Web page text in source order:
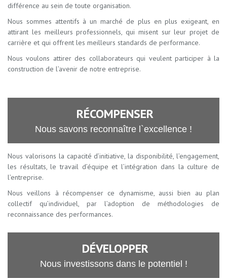
différence au sein de toute organisation.
Nous sommes attentifs à un marché de plus en plus exigeant, en
attirant les meilleurs professionnels, qui misent sur leur projet de
carrière et qui offrent les meilleurs standards de performance.
Nous voulons attirer des collaborateurs qui veulent participer à la
construction de l’avenir de notre entreprise.
RÉCOMPENSER
Nous savons reconnaître l`excellence !
Nous valorisons la capacité d’initiative, la disponibilité, l’engagement,
les résultats, le travail d’équipe et l’intégration dans la culture de
l’entreprise.
Nous veillons à récompenser ce dynamisme, aussi bien au plan
collectif qu’individuel, par l’adoption de méthodologies de
reconnaissance des performances.
DÉVELOPPER
Nous investissons dans le potentiel !